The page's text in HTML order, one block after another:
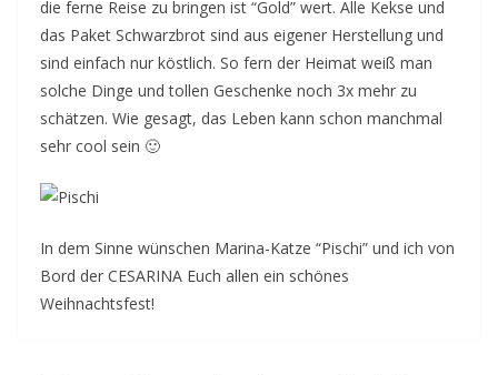
die ferne Reise zu bringen ist “Gold” wert. Alle Kekse und
das Paket Schwarzbrot sind aus eigener Herstellung und
sind einfach nur köstlich. So fern der Heimat weiß man
solche Dinge und tollen Geschenke noch 3x mehr zu
schätzen. Wie gesagt, das Leben kann schon manchmal
sehr cool sein 🙂
In dem Sinne wünschen Marina-Katze “Pischi” und ich von
Bord der CESARINA Euch allen ein schönes
Weihnachtsfest!